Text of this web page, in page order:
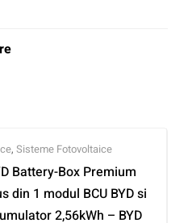
, Sisteme Fotovoltaice
Battery-Box Premium
din 1 modul BCU BYD si
2,56kWh – BYD